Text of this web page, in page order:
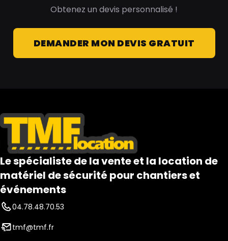
Obtenez un devis personnalisé !
DEMANDER MON DEVIS GRATUIT
Le spécialiste de la vente et la location de
matériel de sécurité pour chantiers et
événements
04.78.48.70.53
tmf@tmf.fr